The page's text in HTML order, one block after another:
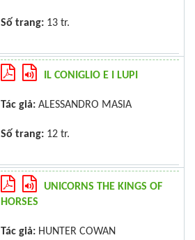
Số trang: 13 tr.
IL CONIGLIO E I LUPI
Tác giả: ALESSANDRO MASIA
Số trang: 12 tr.
UNICORNS THE KINGS OF
HORSES
Tác giả: HUNTER COWAN